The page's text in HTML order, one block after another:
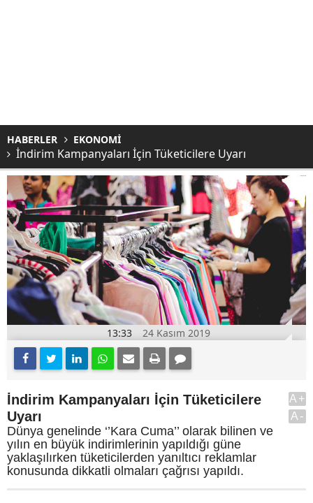
HABERLER EKONOMİ
İndirim Kampanyaları İçin Tüketicilere Uyarı
13:33 24 Kasım 2019
İndirim Kampanyaları İçin Tüketicilere
Uyarı
Dünya genelinde ‘’Kara Cuma’’ olarak bilinen ve
yılın en büyük indirimlerinin yapıldığı güne
yaklaşılırken tüketicilerden yanıltıcı reklamlar
konusunda dikkatli olmaları çağrısı yapıldı.
A+
A-